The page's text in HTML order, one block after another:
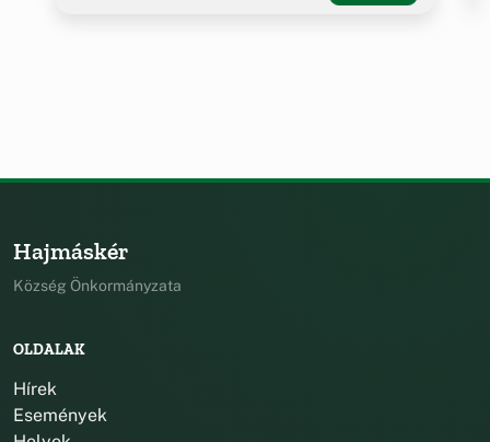
Hajmáskér
Község Önkormányzata
OLDALAK
Hírek
Események